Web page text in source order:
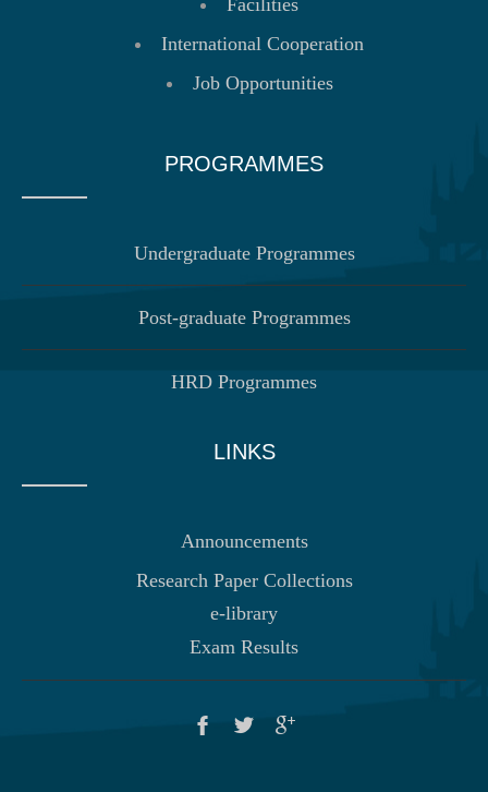
International Cooperation
Job Opportunities
PROGRAMMES
Undergraduate Programmes
Post-graduate Programmes
HRD Programmes
LINKS
Announcements
Research Paper Collections
e-library
Exam Results